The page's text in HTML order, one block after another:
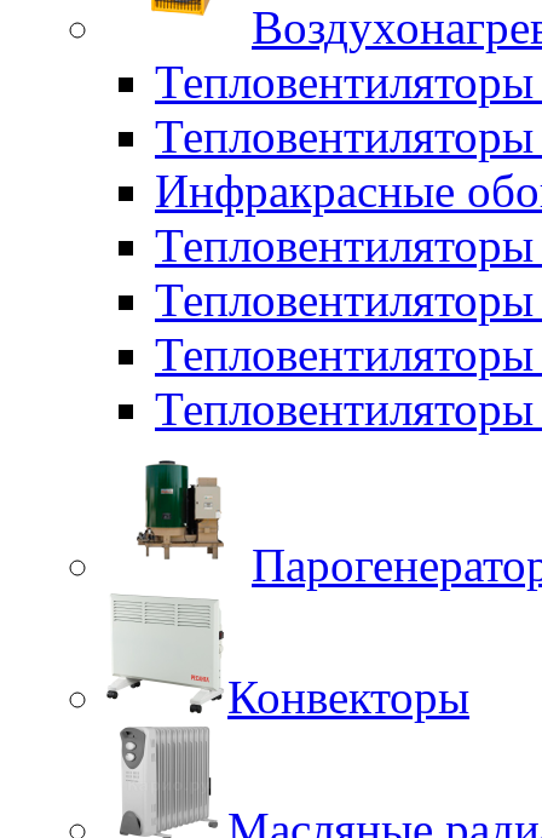
Тепловентиляторы
Инфракрасные
Конвекторы